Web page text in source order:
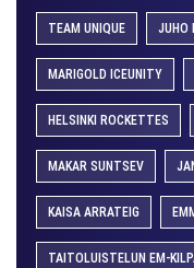
TEAM UNIQUE JUHO
MARIGOLD ICEUNITY
HELSINKI ROCKETTES
MAKAR SUNTSEV
KAISA ARRATEIG
TAITOLUISTELUN EM-